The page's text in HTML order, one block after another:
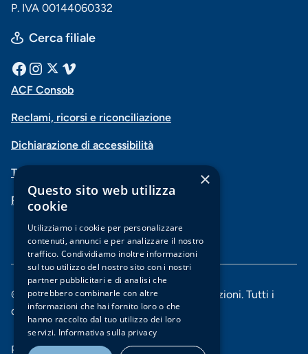
P. IVA 00144060332
Cerca filiale
Menu
social
Facebook
InstagramVimeo
Menu
navigazione
piè
di
pagina
ACF Consob
Reclami, ricorsi e riconciliazione
Dichiarazione di accessibilità
Trasparenza
PSD2-Open Banking
© 2025 Banca di Piacenza soc. coop. per azioni. Tutti i
diritti riservati.
Privacy e Cookie policy
×
Questo sito web utilizza
cookie
Utilizziamo i cookie per personalizzare
contenuti, annunci e per analizzare il nostro
traffico. Condividiamo inoltre informazioni
sul tuo utilizzo del nostro sito con i nostri
partner pubblicitari e di analisi che
potrebbero combinarle con altre
informazioni che hai fornito loro o che
hanno raccolto dal tuo utilizzo dei loro
servizi. Informativa sulla privacy